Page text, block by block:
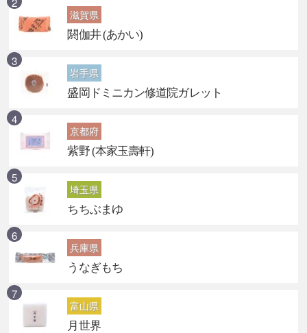
滋賀県
閼伽井 (あかい)
岩手県
盛岡ドミニカン修道院ガレット
京都府
紫野 (本家玉壽軒)
埼玉県
ちちぶまゆ
兵庫県
うなぎもち
富山県
月世界